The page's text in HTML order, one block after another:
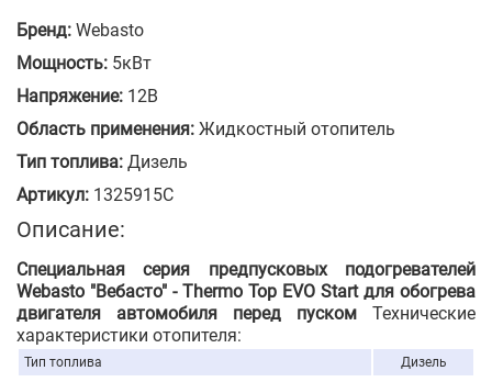
Бренд: Webasto
Мощность: 5кВт
Напряжение: 12В
Область применения: Жидкостный отопитель
Тип топлива: Дизель
Артикул: 1325915C
Описание:
Специальная серия предпусковых подогревателей
Webasto "Вебасто" - Thermo Top EVO Start для обогрева
двигателя автомобиля перед пуском Технические
характеристики отопителя:
Тип топлива
Дизель